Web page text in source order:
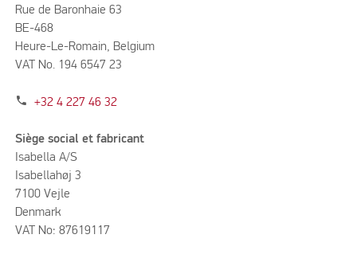
Rue de Baronhaie 63
BE-468
Heure-Le-Romain, Belgium
VAT No. 194 6547 23
phone +32 4 227 46 32
Siège social et fabricant
Isabella A/S
Isabellahøj 3
7100 Vejle
Denmark
VAT No: 87619117